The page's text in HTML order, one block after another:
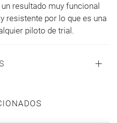
resultado muy funcional
resistente por lo que es una
piloto de trial.